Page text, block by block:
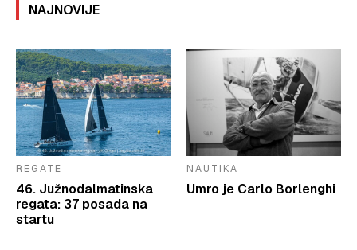
NAJNOVIJE
REGATE
46. Južnodalmatinska
regata: 37 posada na
startu
NAUTIKA
Umro je Carlo Borlenghi